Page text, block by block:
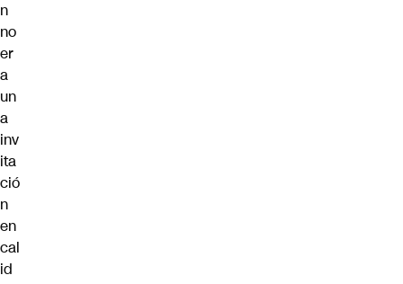
n
no
er
a
un
a
inv
ita
ció
n
en
cal
id